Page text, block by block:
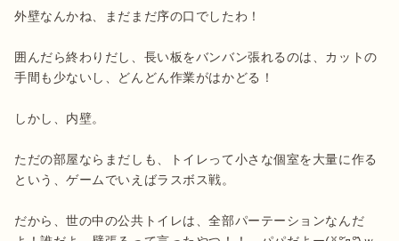
外壁なんかね、まだまだ序の口でしたわ！
囲んだら終わりだし、長い板をバンバン張れるのは、カットの
手間も少ないし、どんどん作業がはかどる！
しかし、内壁。
ただの部屋ならまだしも、トイレって小さな個室を大量に作る
という、ゲームでいえばラスボス戦。
だから、世の中の公共トイレは、全部パーテーションなんだ